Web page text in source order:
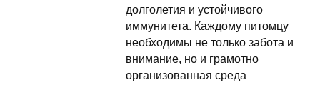
долголетия и устойчивого
иммунитета. Каждому питомцу
необходимы не только забота и
внимание, но и грамотно
организованная среда